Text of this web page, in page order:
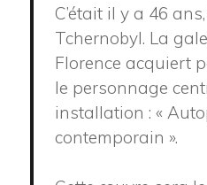
C’était il y a 46
Tchernobyl. La
Florence acquiert
le personnage
installation : «
contemporain ».